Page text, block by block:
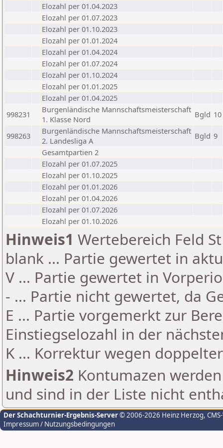
Elozahl per 01.04.2023
Elozahl per 01.07.2023
Elozahl per 01.10.2023
Elozahl per 01.01.2024
Elozahl per 01.04.2024
Elozahl per 01.07.2024
Elozahl per 01.10.2024
Elozahl per 01.01.2025
Elozahl per 01.04.2025
998231
Burgenländische Mannschaftsmeisterschaft
1. Klasse Nord
Bgld 10
998263
Burgenländische Mannschaftsmeisterschaft
2. Landesliga A
Bgld 9
Gesamtpartien 2
Elozahl per 01.07.2025
Elozahl per 01.10.2025
Elozahl per 01.01.2026
Elozahl per 01.04.2026
Elozahl per 01.07.2026
Elozahl per 01.10.2026
Hinweis1 Wertebereich Feld
blank ... Partie gewertet in
V ... Partie gewertet in
- ... Partie nicht gewertet, da
E ... Partie vorgemerkt zur
Einstiegselozahl in der
K ... Korrektur wegen
Hinweis2 Kontumazen
und sind in der Liste nicht
Der Schachturnier-Ergebnis-Server© 2006-2026 Heinz Herzog,
Impressum / Nutzungsbedingungen